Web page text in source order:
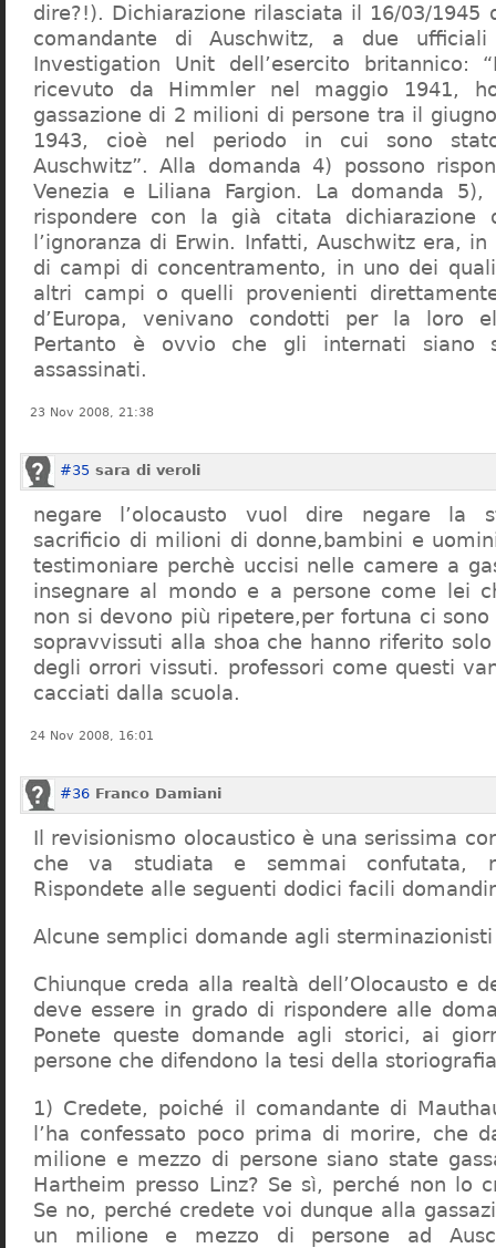
dire?!). Dichiarazione rilasciata il 16/03/1945
comandante di Auschwitz, a due
Investigation Unit dell’esercito britannico:
ricevuto da Himmler nel maggio 1941,
gassazione di 2 milioni di persone tra il
1943, cioè nel periodo in cui sono
Auschwitz”. Alla domanda 4) possono
Venezia e Liliana Fargion. La domanda
rispondere con la già citata dichiarazione
l’ignoranza di Erwin. Infatti, Auschwitz era,
di campi di concentramento, in uno dei
altri campi o quelli provenienti
d’Europa, venivano condotti per la loro
Pertanto è ovvio che gli internati siano
assassinati.
23 Nov 2008, 21:38
#35 sara di veroli
negare l’olocausto vuol dire negare la
sacrificio di milioni di donne,bambini e
testimoniare perchè uccisi nelle camere a
insegnare al mondo e a persone come lei
non si devono più ripetere,per fortuna ci
sopravvissuti alla shoa che hanno riferito
degli orrori vissuti. professori come questi
cacciati dalla scuola.
24 Nov 2008, 16:01
#36 Franco Damiani
Il revisionismo olocaustico è una serissima
che va studiata e semmai confutata,
Rispondete alle seguenti dodici facili
Alcune semplici domande agli sterminazionisti
Chiunque creda alla realtà dell’Olocausto e
deve essere in grado di rispondere alle
Ponete queste domande agli storici, ai
persone che difendono la tesi della
1) Credete, poiché il comandante di
l’ha confessato poco prima di morire, che
milione e mezzo di persone siano state
Hartheim presso Linz? Se sì, perché non lo
Se no, perché credete voi dunque alla
un milione e mezzo di persone ad